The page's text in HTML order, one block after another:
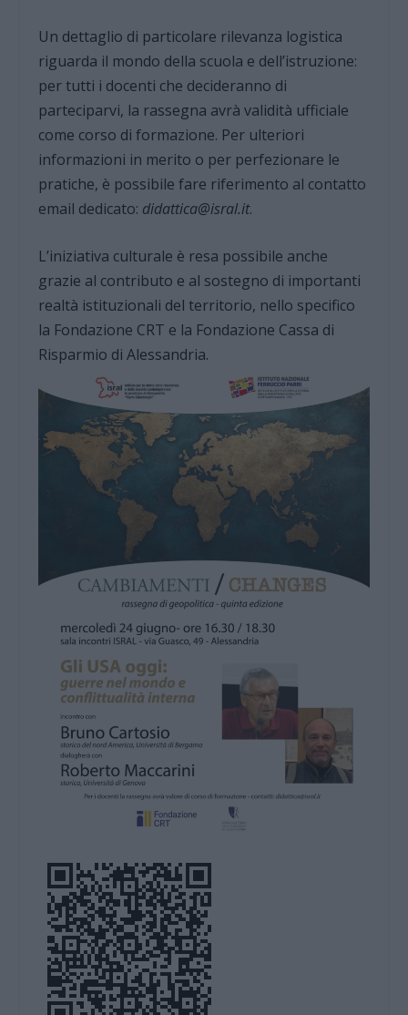
Un dettaglio di particolare rilevanza logistica
riguarda il mondo della scuola e dell’istruzione:
per tutti i docenti che decideranno di
parteciparvi, la rassegna avrà validità ufficiale
come corso di formazione. Per ulteriori
informazioni in merito o per perfezionare le
pratiche, è possibile fare riferimento al contatto
email dedicato: didattica@isral.it.
L’iniziativa culturale è resa possibile anche
grazie al contributo e al sostegno di importanti
realtà istituzionali del territorio, nello specifico
la Fondazione CRT e la Fondazione Cassa di
Risparmio di Alessandria.